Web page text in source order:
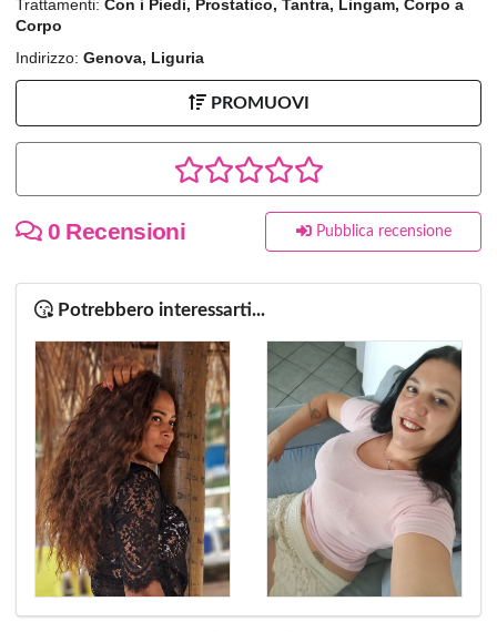
Trattamenti: Con i Piedi, Prostatico, Tantra, Lingam, Corpo a
Corpo
Indirizzo: Genova, Liguria
PROMUOVI
0 Recensioni Pubblica recensione
Potrebbero interessarti...